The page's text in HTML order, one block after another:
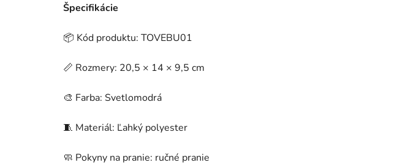
Špecifikácie
📦 Kód produktu: TOVEBU01
📏 Rozmery: 20,5 × 14 × 9,5 cm
🎨 Farba: Svetlomodrá
🧵 Materiál: Ľahký polyester
🧼 Pokyny na pranie: ručné pranie